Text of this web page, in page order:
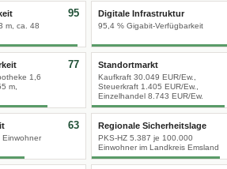
m, ca. 48
95 Digitale Infrastruktur
95,4 % Gigabit-Verfügbarkeit
1,6
m,
77 Standortmarkt
Kaufkraft 30.049 EUR/Ew.,
Steuerkraft 1.405 EUR/Ew.,
Einzelhandel 8.743 EUR/Ew.
63 Regionale Sicherheitslage
PKS-HZ 5.387 je 100.000
Einwohner im Landkreis Emsland